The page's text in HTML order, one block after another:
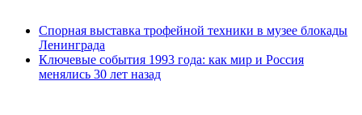
Спорная выставка трофейной техники в музее блокады
Ленинграда
Ключевые события 1993 года: как мир и Россия
менялись 30 лет назад